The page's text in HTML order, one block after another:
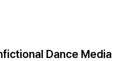
Charge Most Cited
Dance Media